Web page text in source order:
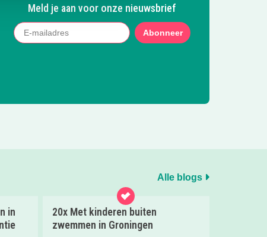
Meld je aan voor onze nieuwsbrief
Abonneer
Alle blogs
in
20x Met kinderen buiten
zwemmen in Groningen